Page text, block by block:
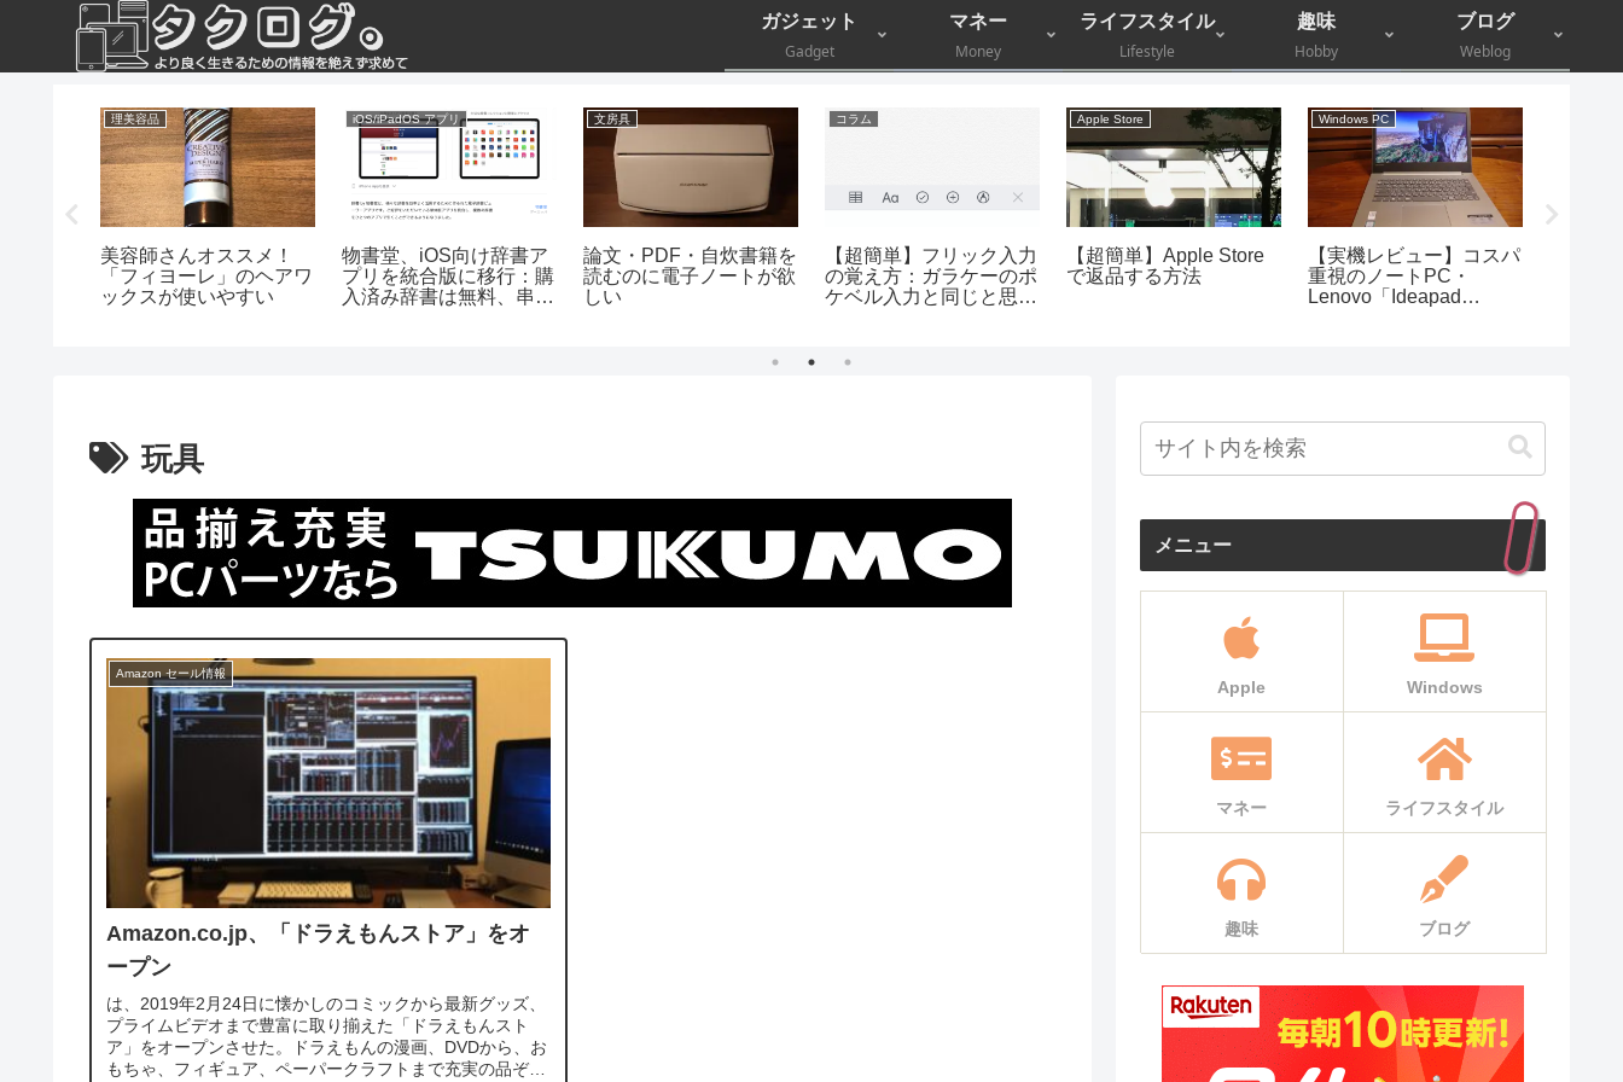
ガジェット
Gadget
マネー
Money
ライフスタイル
Lifestyle
趣味
Hobby
ブログ
Weblog
理美容品
美容師さんオススメ！
「フィヨーレ」のヘアワ
ックスが使いやすい
iOS/iPadOS アプリ
物書堂、iOS向け辞書ア
プリを統合版に移行：購
入済み辞書は無料、串刺
文房具
論文・PDF・自炊書籍を
読むのに電子ノートが欲
しい
コラム
【超簡単】フリック入力
の覚え方：ガラケーのポ
ケベル入力と同じと思
Apple Store
【超簡単】Apple Store
で返品する方法
Windows PC
【実機レビュー】コスパ
重視のノートPC・
Lenovo「Ideapad
玩具
Amazon セール情報
Amazon.co.jp、「ドラえもんストア」をオ
ープン
は、2019年2月24日に懐かしのコミックから最新グッズ、
プライムビデオまで豊富に取り揃えた「ドラえもんスト
ア」をオープンさせた。ドラえもんの漫画、DVDから、お
もちゃ、フィギュア、ペーパークラフトまで充実の品ぞろ
メニュー
Apple Windows
マネー ライフスタイル
趣味 ブログ